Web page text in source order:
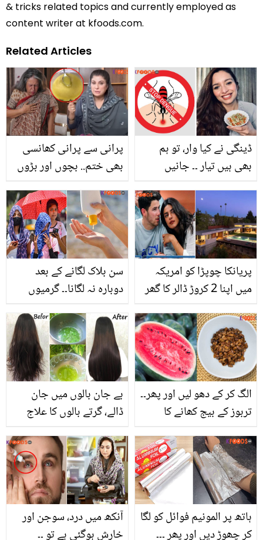
& tricks related topics and currently employed as
content writer at kfoods.com.
Related Articles
پرانی سے پرانی کھانسی
بھی ختم.. بچوں اور بڑوں
بچانے کے لیے ڈاکٹر بلقیس
کا آزمودہ ٹوٹکا
ڈینگی نے کیا وار، تو ہم
بھی ہیں تیار ۔۔ جانیں
ہوئی وہ غذائیں جو ڈینگی
کی صورت میں آپ کو جلد
صحتیاب کرنے میں مدد
کرے
سن بلاک لگانے کے بعد
دوبارہ نہ لگانا۔۔ گرمیوں
والی وہ 5 اہم غلطیاں، جو
آپ کی جلد کو خراب
کرسکتی ہیں
پریانکا چوپڑا کو امریکہ
میں اپنا 2 کروڑ ڈالر کا گھر
نک جونس اور بیٹی کے
ہمراہ اب کہاں رہنے پر
مجبور ہیں؟
بے جان بالوں میں جان
ڈالے، گرتے بالوں کا علاج
بالوں کے 3 بڑے مسائل کو
ختم وہ بھی بتائی گئی
ٹپس سے!
الگ کر کے دھو لیں اور پھر۔۔
تربوز کے بیج کھانے کا
جانیں ان ننھے بیجوں سے
کون سے ڈھیروں فائدے
حاصل ہوسکتے ہیں؟
آنکھ میں درد، سوجن اور
خارش ہوگئی ہے تو ۔۔
ہاتھ پر المونیم فوائل کو لگا
کر چھوڑ دیں اور پھر ۔۔۔